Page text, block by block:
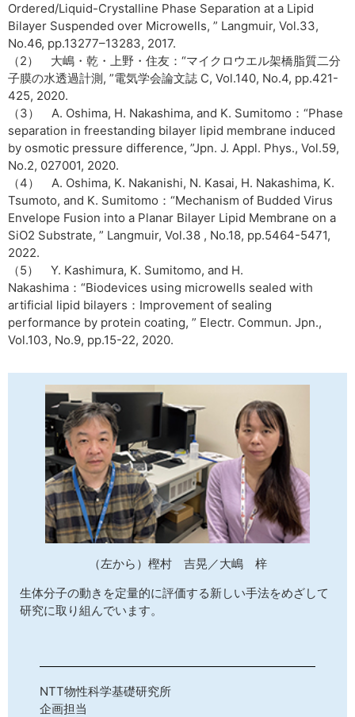
Ordered/Liquid-Crystalline Phase Separation at a Lipid
Bilayer Suspended over Microwells, ” Langmuir, Vol.33,
No.46, pp.13277–13283, 2017.
（2） 大嶋・乾・上野・住友：“マイクロウエル架橋脂質二分
子膜の水透過計測, ”電気学会論文誌 C, Vol.140, No.4, pp.421-
425, 2020.
（3） A. Oshima, H. Nakashima, and K. Sumitomo：“Phase
separation in freestanding bilayer lipid membrane induced
by osmotic pressure difference, ”Jpn. J. Appl. Phys., Vol.59,
No.2, 027001, 2020.
（4） A. Oshima, K. Nakanishi, N. Kasai, H. Nakashima, K.
Tsumoto, and K. Sumitomo：“Mechanism of Budded Virus
Envelope Fusion into a Planar Bilayer Lipid Membrane on a
SiO2 Substrate, ” Langmuir, Vol.38 , No.18, pp.5464-5471,
2022.
（5） Y. Kashimura, K. Sumitomo, and H.
Nakashima：“Biodevices using microwells sealed with
artificial lipid bilayers：Improvement of sealing
performance by protein coating, ” Electr. Commun. Jpn.,
Vol.103, No.9, pp.15-22, 2020.
（左から）樫村 吉晃／大嶋 梓
生体分子の動きを定量的に評価する新しい手法をめざして
研究に取り組んでいます。
NTT物性科学基礎研究所
企画担当